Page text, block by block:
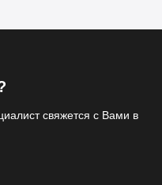
свяжется с Вами в